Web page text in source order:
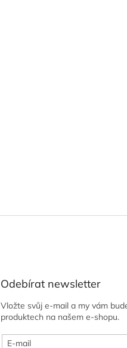
Odebírat newsletter
Vložte svůj e-mail a my vám
produktech na našem e-shopu.
E-mail